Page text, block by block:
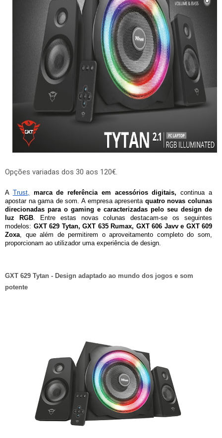
Opções variadas dos 30 aos 120€.
A Trust, marca de referência em acessórios digitais, continua a
apostar na gama de som. A empresa apresenta quatro novas colunas
direcionadas para o gaming e caracterizadas pelo seu design de
luz RGB. Entre estas novas colunas destacam-se os seguintes
modelos: GXT 629 Tytan, GXT 635 Rumax, GXT 606 Javv e GXT 609
Zoxa, que além de permitirem o aproveitamento completo do som,
proporcionam ao utilizador uma experiência de design.
GXT 629 Tytan - Design adaptado ao mundo dos jogos e som
potente